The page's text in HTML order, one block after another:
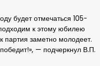
будет отмечаться 105-
к этому юбилею
заметно молодеет.
— подчеркнул В.П.